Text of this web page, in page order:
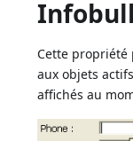
Cette propriété
aux objets
affichés au